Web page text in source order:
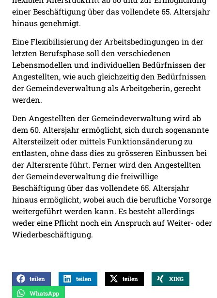
einer Beschäftigung über das vollendete 65. Altersjahr
hinaus genehmigt.
Eine Flexibilisierung der Arbeitsbedingungen in der
letzten Berufsphase soll den verschiedenen
Lebensmodellen und individuellen Bedürfnissen der
Angestellten, wie auch gleichzeitig den Bedürfnissen
der Gemeindeverwaltung als Arbeitgeberin, gerecht
werden.
Den Angestellten der Gemeindeverwaltung wird ab
dem 60. Altersjahr ermöglicht, sich durch sogenannte
Altersteilzeit oder mittels Funktionsänderung zu
entlasten, ohne dass dies zu grösseren Einbussen bei
der Altersrente führt. Ferner wird den Angestellten
der Gemeindeverwaltung die freiwillige
Beschäftigung über das vollendete 65. Altersjahr
hinaus ermöglicht, wobei auch die berufliche Vorsorge
weitergeführt werden kann. Es besteht allerdings
weder eine Pflicht noch ein Anspruch auf Weiter- oder
Wiederbeschäftigung.
teilen teilen teilen
XING
WhatsApp